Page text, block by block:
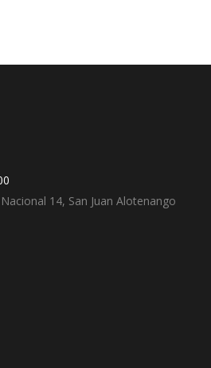
14, San Juan Alotenango